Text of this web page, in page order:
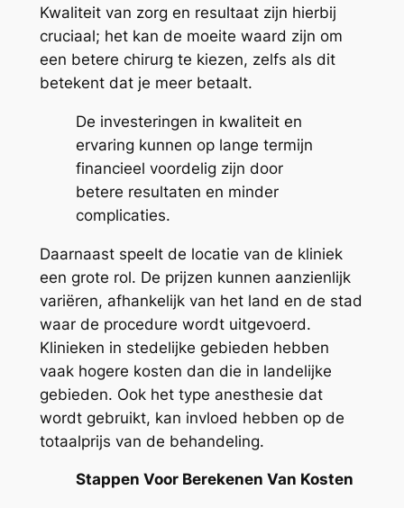
Kwaliteit van zorg en resultaat zijn hierbij
cruciaal; het kan de moeite waard zijn om
een betere chirurg te kiezen, zelfs als dit
betekent dat je meer betaalt.
De investeringen in kwaliteit en
ervaring kunnen op lange termijn
financieel voordelig zijn door
betere resultaten en minder
complicaties.
Daarnaast speelt de locatie van de kliniek
een grote rol. De prijzen kunnen aanzienlijk
variëren, afhankelijk van het land en de stad
waar de procedure wordt uitgevoerd.
Klinieken in stedelijke gebieden hebben
vaak hogere kosten dan die in landelijke
gebieden. Ook het type anesthesie dat
wordt gebruikt, kan invloed hebben op de
totaalprijs van de behandeling.
Stappen Voor Berekenen Van Kosten